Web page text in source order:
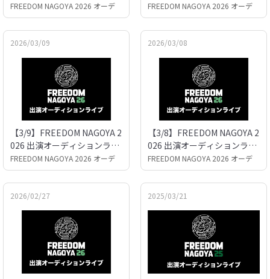
イブ
FREEDOM NAGOYA 2026 オーデ
イブ
FREEDOM NAGOYA 2026 オーデ
2026/03/09
【3/9】FREEDOM NAGOYA 2
026 出演オーディションライ
ブ
FREEDOM NAGOYA 2026 オーデ
2026/03/08
【3/8】FREEDOM NAGOYA 2
026 出演オーディションライ
ブ
FREEDOM NAGOYA 2026 オーデ
2026/02/27 2025/03/21